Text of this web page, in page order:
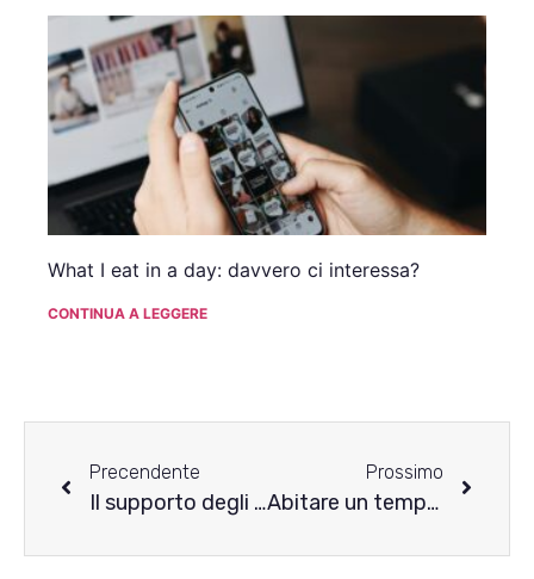
What I eat in a day: davvero ci interessa?
CONTINUA A LEGGERE
Precendente
Il supporto degli animali nella guarigione da DCA
Prossimo
Abitare un tempo sospeso: sentirsi bloccat* nel percorso di recovery